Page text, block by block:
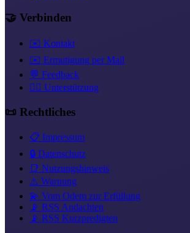
🤝 Verbinden
✉️ Kontakt
✉️ Ermutigung per Mail
💬 Feedback
❤️‍🔥 Unterstützung
📜 Rechtliches
📋 Impressum
🔒 Datenschutz
📑 Nutzungshinweis
⚠️ Warnung
💫 Vom Odem zur Erfüllung
📡 RSS Andachten
📡 RSS Kurzpredigten